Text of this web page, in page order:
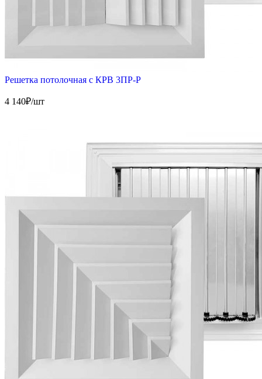
Решетка потолочная с КРВ 3ПР-Р
4 140₽/шт